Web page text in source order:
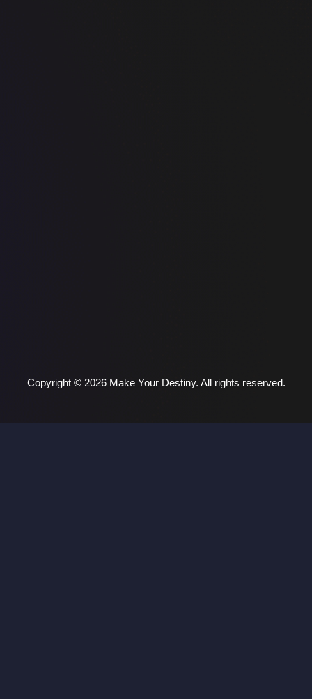
Copyright © 2026 Make Your Destiny. All rights reserved.